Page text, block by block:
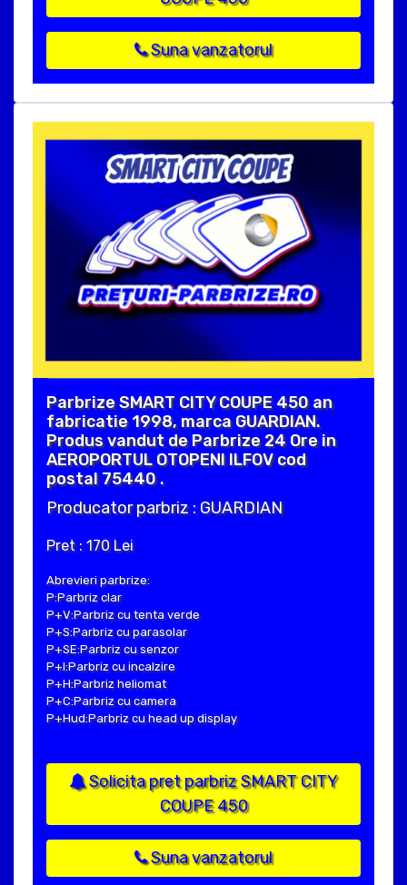
Suna vanzatorul
Parbrize SMART CITY COUPE 450 an
fabricatie 1998, marca GUARDIAN.
Produs vandut de Parbrize 24 Ore in
AEROPORTUL OTOPENI ILFOV cod
postal 75440 .
Producator parbriz : GUARDIAN
Pret : 170 Lei
Abrevieri parbrize:
P:Parbriz clar
P+V:Parbriz cu tenta verde
P+S:Parbriz cu parasolar
P+SE:Parbriz cu senzor
P+I:Parbriz cu incalzire
P+H:Parbriz heliomat
P+C:Parbriz cu camera
P+Hud:Parbriz cu head up display
Solicita pret parbriz SMART CITY
COUPE 450
Suna vanzatorul